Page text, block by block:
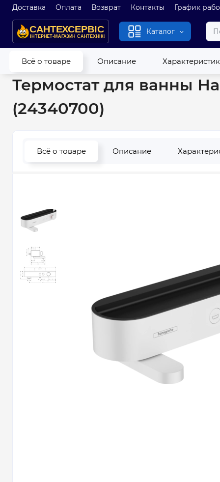
Доставка Оплата Возврат Контакты График
Каталог
Всё о товаре Описание
Главная Новые Термостат для ванны Hansgrohe
Термостат для ванны
(24340700)
Всё о товаре Описание